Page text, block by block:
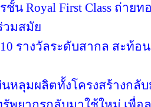
ชั้น Royal First Class ถ่าย
มสมัย
รางวัลระดับสากล สะท้อ
หลุมผลิตทั้งโครงสร้างกลั